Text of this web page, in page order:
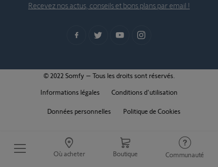
Où acheter Boutique Communauté
Recevez nos actus, conseils et bons plans par email !
© 2022 Somfy – Tous les droits sont réservés.
Informations légales
Conditions d'utilisation
Données personnelles Politique de Cookies